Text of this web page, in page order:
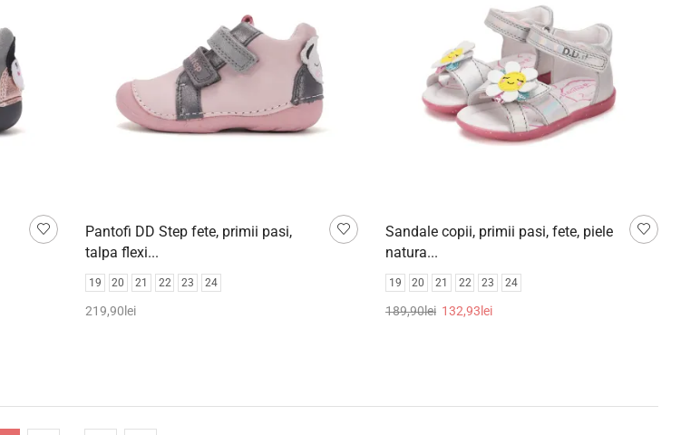
Pantofi DD Step fete, primii pasi,
talpa flexi...
19 20 21 22 23 24
219,90 lei
Sandale copii, primii pasi, fete, piele
natura...
19 20 21 22 23 24
189,90lei 132,93 lei